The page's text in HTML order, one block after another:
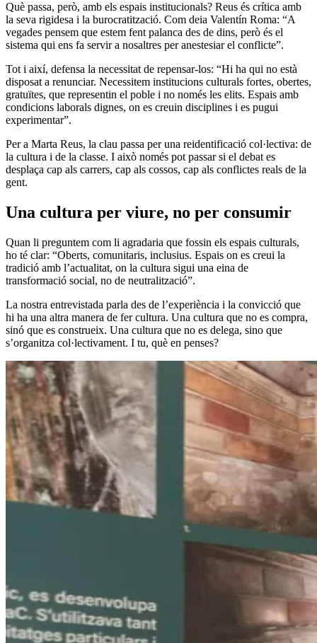
Què passa, però, amb els espais institucionals? Reus és crítica amb
la seva rigidesa i la burocratització. Com deia Valentín Roma: “A
vegades pensem que estem fent palanca des de dins, però és el
sistema qui ens fa servir a nosaltres per anestesiar el conflicte”.
Tot i així, defensa la necessitat de repensar-los: “Hi ha qui no està
disposat a renunciar. Necessitem institucions culturals fortes, obertes,
gratuïtes, que representin el poble i no només les elits. Espais amb
condicions laborals dignes, on es creuin disciplines i es pugui
experimentar”.
Per a Marta Reus, la clau passa per una reidentificació col·lectiva: de
la cultura i de la classe. I això només pot passar si el debat es
desplaça cap als carrers, cap als cossos, cap als conflictes reals de la
gent.
Una cultura per viure, no per consumir
Quan li preguntem com li agradaria que fossin els espais culturals,
ho té clar: “Oberts, comunitaris, inclusius. Espais on es creui la
tradició amb l’actualitat, on la cultura sigui una eina de
transformació social, no de neutralització”.
La nostra entrevistada parla des de l’experiència i la convicció que
hi ha una altra manera de fer cultura. Una cultura que no es compra,
sinó que es construeix. Una cultura que no es delega, sino que
s’organitza col·lectivament. I tu, què en penses?